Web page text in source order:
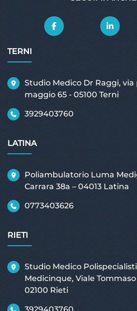
TERNI
Studio Medico Dr Raggi,
maggio 65 - 05100 Terni
3929403760
LATINA
Poliambulatorio Luma
Carrara 38a – 04013 Latina
0773403626
RIETI
Studio Medico
Medicinque, Viale
02100 Rieti